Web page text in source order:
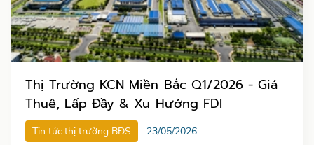
Thị Trường KCN Miền Bắc Q1/2026 - Giá
Thuê, Lấp Đầy & Xu Hướng FDI
Tin tức thị trường BĐS 23/05/2026